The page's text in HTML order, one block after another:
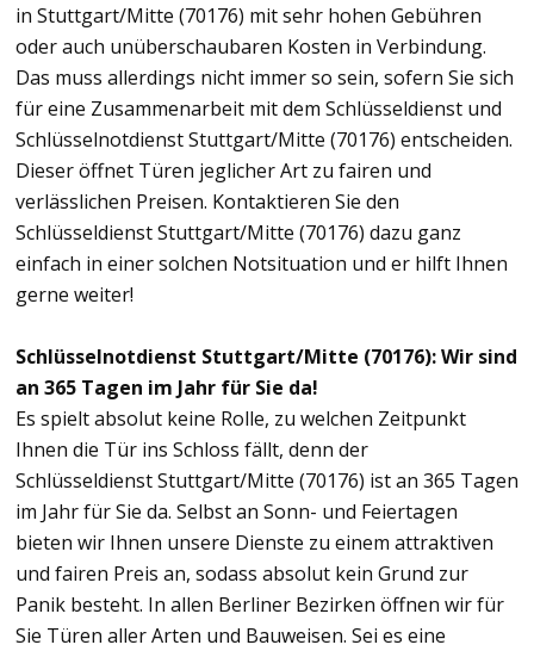
in Stuttgart/Mitte (70176) mit sehr hohen Gebühren
oder auch unüberschaubaren Kosten in Verbindung.
Das muss allerdings nicht immer so sein, sofern Sie sich
für eine Zusammenarbeit mit dem Schlüsseldienst und
Schlüsselnotdienst Stuttgart/Mitte (70176) entscheiden.
Dieser öffnet Türen jeglicher Art zu fairen und
verlässlichen Preisen. Kontaktieren Sie den
Schlüsseldienst Stuttgart/Mitte (70176) dazu ganz
einfach in einer solchen Notsituation und er hilft Ihnen
gerne weiter!
Schlüsselnotdienst Stuttgart/Mitte (70176): Wir sind
an 365 Tagen im Jahr für Sie da!
Es spielt absolut keine Rolle, zu welchen Zeitpunkt
Ihnen die Tür ins Schloss fällt, denn der
Schlüsseldienst Stuttgart/Mitte (70176) ist an 365 Tagen
im Jahr für Sie da. Selbst an Sonn- und Feiertagen
bieten wir Ihnen unsere Dienste zu einem attraktiven
und fairen Preis an, sodass absolut kein Grund zur
Panik besteht. In allen Berliner Bezirken öffnen wir für
Sie Türen aller Arten und Bauweisen. Sei es eine